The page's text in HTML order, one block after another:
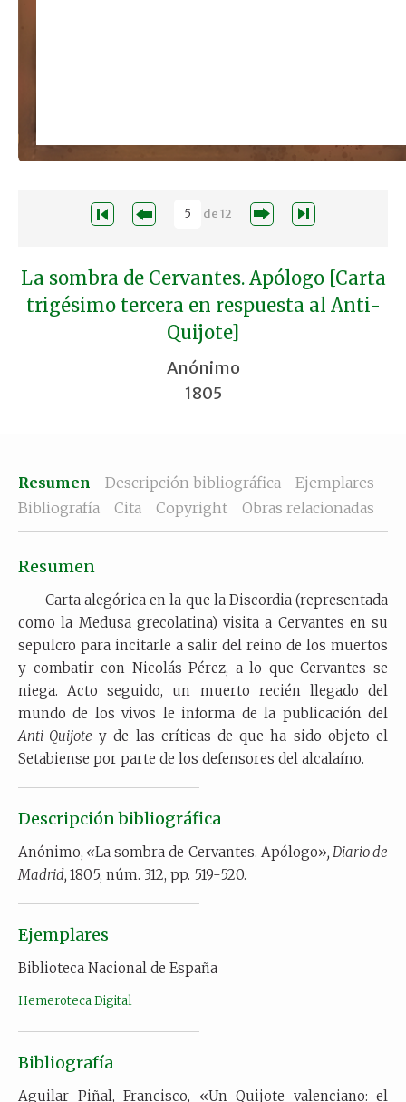
de12
La sombra de Cervantes. Apólogo [Carta
trigésimo tercera en respuesta al Anti-
Quijote]
Anónimo
1805
Resumen Descripción bibliográfica
Ejemplares
Bibliografía
Cita Copyright Obras relacionadas
Resumen
Carta alegórica en la que la Discordia (representada
como la Medusa grecolatina) visita a Cervantes en su
sepulcro para incitarle a salir del reino de los muertos
y combatir con Nicolás Pérez, a lo que Cervantes se
niega. Acto seguido, un muerto recién llegado del
mundo de los vivos le informa de la publicación del
Anti-Quijote y de las críticas de que ha sido objeto el
Setabiense por parte de los defensores del alcalaíno.
Descripción bibliográfica
Anónimo, «La sombra de Cervantes. Apólogo», Diario de
Madrid, 1805, núm. 312, pp. 519-520.
Ejemplares
Biblioteca Nacional de España
Hemeroteca Digital
Bibliografía
Aguilar Piñal, Francisco, «Un Quijote valenciano: el